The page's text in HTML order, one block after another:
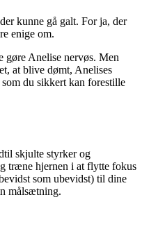
kunne gå galt. For ja, der
enige om.
gøre Anelise nervøs. Men
at blive dømt, Anelises
du sikkert kan forestille
skjulte styrker og
træne hjernen i at flytte fokus
som ubevidst) til dine
målsætning.